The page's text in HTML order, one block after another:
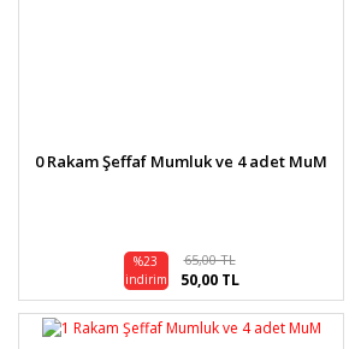
0 Rakam Şeffaf Mumluk ve 4 adet MuM
%23
indirim
65,00 TL
50,00 TL